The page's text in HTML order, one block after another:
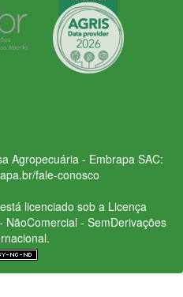
Agropecuária - Embrapa SAC:
fale-conosco
licenciado sob a Licença
- SemDerivações